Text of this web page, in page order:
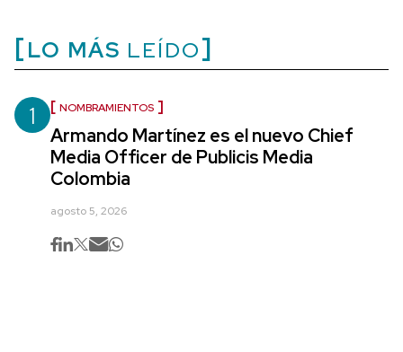
LO MÁS LEÍDO
1 NOMBRAMIENTOS
Armando Martínez es el nuevo Chief
Media Officer de Publicis Media
Colombia
agosto 5, 2026